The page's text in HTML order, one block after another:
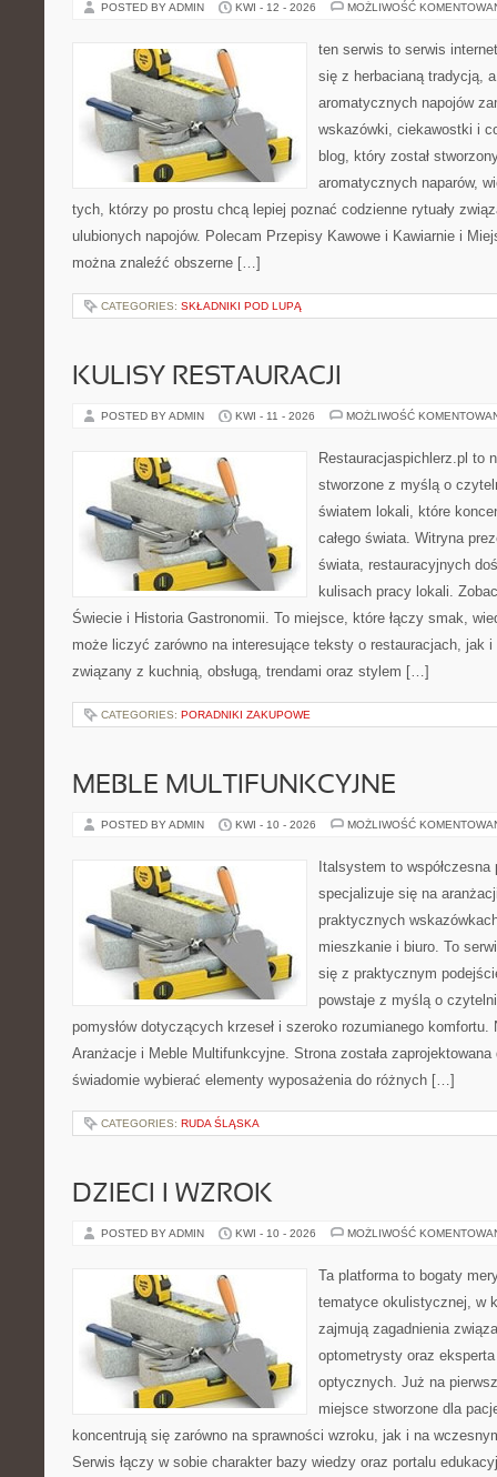
POSTED BY ADMIN KWI - 12 - 2026 MOŻLIWOŚĆ
ten serwis to serwis
się z herbacianą tradycją, a
aromatycznych napojów
wskazówki, ciekawostki i
blog, który został
aromatycznych naparów,
tych, którzy po prostu chcą lepiej poznać codzienne rytuały
ulubionych napojów. Polecam Przepisy Kawowe i Kawiarnie i
można znaleźć obszerne […]
CATEGORIES: SKŁADNIKI POD LUPĄ
KULISY RESTAURACJI
POSTED BY ADMIN KWI - 11 - 2026 MOŻLIWOŚĆ
Restauracjaspichlerz.pl to
stworzone z myślą o
światem lokali, które
całego świata. Witryna
świata, restauracyjnych
kulisach pracy lokali.
Świecie i Historia Gastronomii. To miejsce, które łączy smak,
może liczyć zarówno na interesujące teksty o restauracjach, jak
związany z kuchnią, obsługą, trendami oraz stylem […]
CATEGORIES: PORADNIKI ZAKUPOWE
MEBLE MULTIFUNKCYJNE
POSTED BY ADMIN KWI - 10 - 2026 MOŻLIWOŚĆ
Italsystem to
specjalizuje się na
praktycznych
mieszkanie i biuro. To
się z praktycznym
powstaje z myślą o
pomysłów dotyczących krzeseł i szeroko rozumianego
Aranżacje i Meble Multifunkcyjne. Strona została
świadomie wybierać elementy wyposażenia do różnych […]
CATEGORIES: RUDA ŚLĄSKA
DZIECI I WZROK
POSTED BY ADMIN KWI - 10 - 2026 MOŻLIWOŚĆ
Ta platforma to bogaty
tematyce okulistycznej, w
zajmują zagadnienia
optometrysty oraz
optycznych. Już na
miejsce stworzone dla
koncentrują się zarówno na sprawności wzroku, jak i na
Serwis łączy w sobie charakter bazy wiedzy oraz portalu